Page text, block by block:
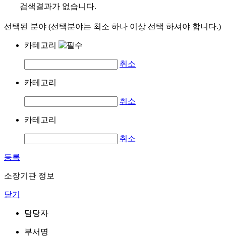
검색결과가 없습니다.
선택된 분야 (선택분야는 최소 하나 이상 선택 하셔야 합니다.)
카테고리
취소
카테고리
취소
카테고리
취소
등록
소장기관 정보
닫기
담당자
부서명